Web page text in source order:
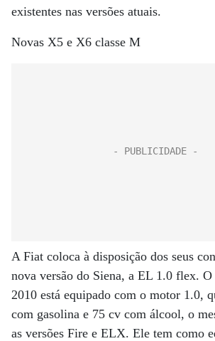
existentes nas versões atuais.
Novas X5 e X6 classe M
A Fiat coloca à disposição dos seus
nova versão do Siena, a EL 1.0 flex.
2010 está equipado com o motor 1.0,
com gasolina e 75 cv com álcool, o
as versões Fire e ELX. Ele tem como